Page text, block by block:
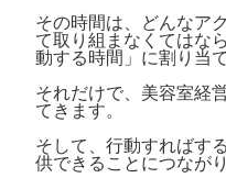
その時間は、どんなア
て取り組まなくてはな
動する時間」に割り当
それだけで、美容室経
てきます。
そして、行動すればす
供できることにつながり